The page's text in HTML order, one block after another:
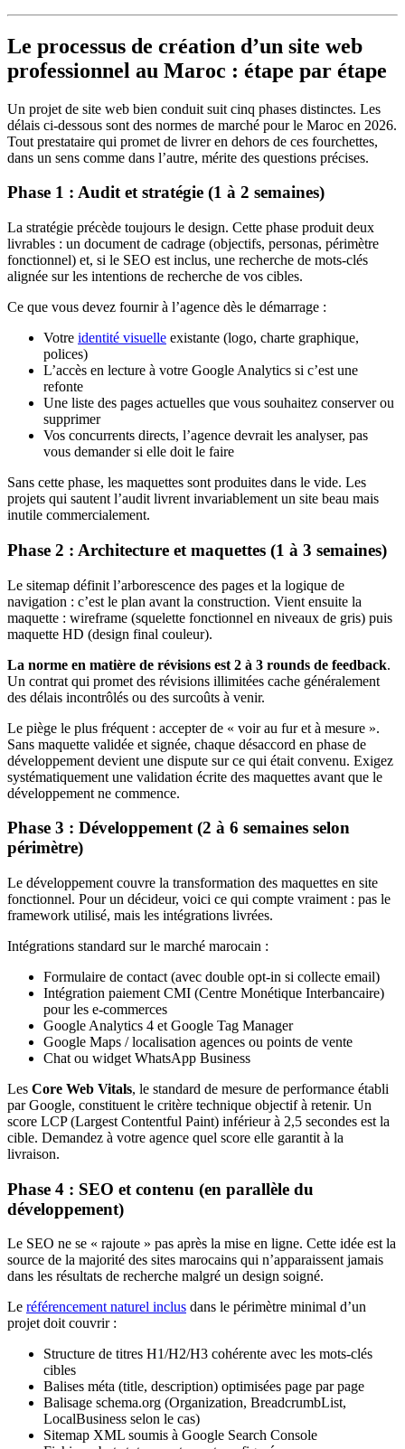
Le processus de création d’un site web
professionnel au Maroc : étape par étape
Un projet de site web bien conduit suit cinq phases distinctes. Les
délais ci-dessous sont des normes de marché pour le Maroc en 2026.
Tout prestataire qui promet de livrer en dehors de ces fourchettes,
dans un sens comme dans l’autre, mérite des questions précises.
Phase 1 : Audit et stratégie (1 à 2 semaines)
La stratégie précède toujours le design. Cette phase produit deux
livrables : un document de cadrage (objectifs, personas, périmètre
fonctionnel) et, si le SEO est inclus, une recherche de mots-clés
alignée sur les intentions de recherche de vos cibles.
Ce que vous devez fournir à l’agence dès le démarrage :
Votre identité visuelle existante (logo, charte graphique,
polices)
L’accès en lecture à votre Google Analytics si c’est une
refonte
Une liste des pages actuelles que vous souhaitez conserver ou
supprimer
Vos concurrents directs, l’agence devrait les analyser, pas
vous demander si elle doit le faire
Sans cette phase, les maquettes sont produites dans le vide. Les
projets qui sautent l’audit livrent invariablement un site beau mais
inutile commercialement.
Phase 2 : Architecture et maquettes (1 à 3 semaines)
Le sitemap définit l’arborescence des pages et la logique de
navigation : c’est le plan avant la construction. Vient ensuite la
maquette : wireframe (squelette fonctionnel en niveaux de gris) puis
maquette HD (design final couleur).
La norme en matière de révisions est 2 à 3 rounds de feedback.
Un contrat qui promet des révisions illimitées cache généralement
des délais incontrôlés ou des surcoûts à venir.
Le piège le plus fréquent : accepter de « voir au fur et à mesure ».
Sans maquette validée et signée, chaque désaccord en phase de
développement devient une dispute sur ce qui était convenu. Exigez
systématiquement une validation écrite des maquettes avant que le
développement ne commence.
Phase 3 : Développement (2 à 6 semaines selon
périmètre)
Le développement couvre la transformation des maquettes en site
fonctionnel. Pour un décideur, voici ce qui compte vraiment : pas le
framework utilisé, mais les intégrations livrées.
Intégrations standard sur le marché marocain :
Formulaire de contact (avec double opt-in si collecte email)
Intégration paiement CMI (Centre Monétique Interbancaire)
pour les e-commerces
Google Analytics 4 et Google Tag Manager
Google Maps / localisation agences ou points de vente
Chat ou widget WhatsApp Business
Les Core Web Vitals, le standard de mesure de performance établi
par Google, constituent le critère technique objectif à retenir. Un
score LCP (Largest Contentful Paint) inférieur à 2,5 secondes est la
cible. Demandez à votre agence quel score elle garantit à la
livraison.
Phase 4 : SEO et contenu (en parallèle du
développement)
Le SEO ne se « rajoute » pas après la mise en ligne. Cette idée est la
source de la majorité des sites marocains qui n’apparaissent jamais
dans les résultats de recherche malgré un design soigné.
Le référencement naturel inclus dans le périmètre minimal d’un
projet doit couvrir :
Structure de titres H1/H2/H3 cohérente avec les mots-clés
cibles
Balises méta (title, description) optimisées page par page
Balisage schema.org (Organization, BreadcrumbList,
LocalBusiness selon le cas)
Sitemap XML soumis à Google Search Console